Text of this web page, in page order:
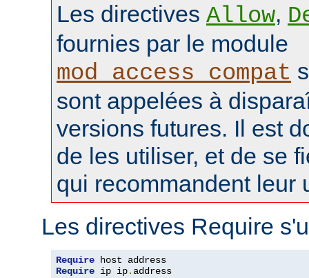
Les directives Allow,
fournies par le module
mod_access_compat
sont appelées à
versions futures. Il est
de les utiliser, et de se
qui recommandent leur
Les directives Require
Require
Require ip ip. address